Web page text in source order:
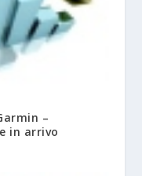
–
in arrivo